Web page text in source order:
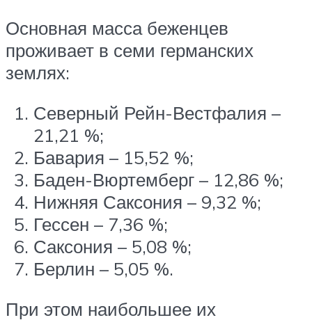
Основная масса беженцев
проживает в семи германских
землях:
Северный Рейн-Вестфалия –
21,21 %;
Бавария – 15,52 %;
Баден-Вюртемберг – 12,86 %;
Нижняя Саксония – 9,32 %;
Гессен – 7,36 %;
Саксония – 5,08 %;
Берлин – 5,05 %.
При этом наибольшее их